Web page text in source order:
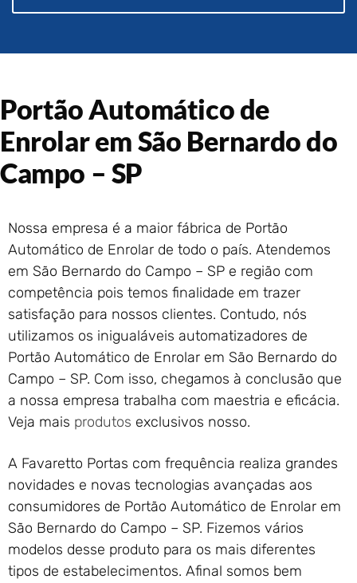
Portão de Garagem de
Enrolar em Petrópolis – RJ
Portão de Garagem de
Portão de Garagem de
Enrolar em Nova Friburgo –
RJ
Portão Automático de
Enrolar em São Bernardo do
Campo – SP
Nossa empresa é a maior fábrica de Portão
Automático de Enrolar de todo o país. Atendemos
em São Bernardo do Campo – SP e região com
competência pois temos finalidade em trazer
satisfação para nossos clientes. Contudo, nós
utilizamos os inigualáveis automatizadores de
Portão Automático de Enrolar em São Bernardo do
Campo – SP. Com isso, chegamos à conclusão que
a nossa empresa trabalha com maestria e eficácia.
Veja mais produtos exclusivos nosso.
A Favaretto Portas com frequência realiza grandes
novidades e novas tecnologias avançadas aos
consumidores de Portão Automático de Enrolar em
São Bernardo do Campo – SP. Fizemos vários
modelos desse produto para os mais diferentes
tipos de estabelecimentos. Afinal somos bem